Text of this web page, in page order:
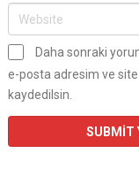
Daha sonraki
e-posta adresim ve site
kaydedilsin.